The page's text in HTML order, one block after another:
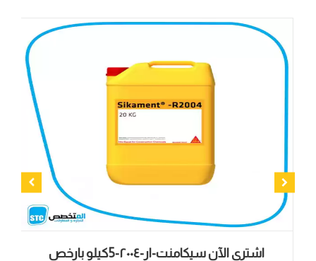
اشتري الآن سيكامنت-ار-۲۰۰٤-5كيلو بارخص